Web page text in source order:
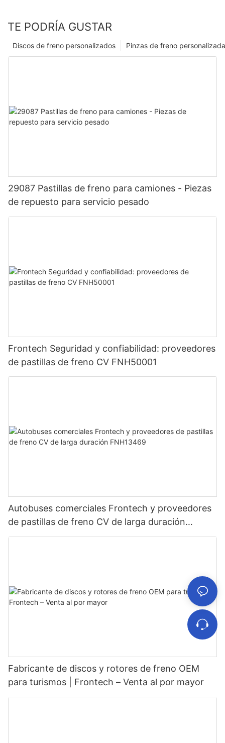
TE PODRÍA GUSTAR
Pinzas de freno
Discos de freno personalizados
29087 Pastillas de freno para camiones - Piezas
de repuesto para servicio pesado
Frontech Seguridad y confiabilidad: proveedores
de pastillas de freno CV FNH50001
Autobuses comerciales Frontech y proveedores
de pastillas de freno CV de larga duración
FNH13469
Fabricante de discos y rotores de freno OEM
para turismos | Frontech – Venta al por mayor